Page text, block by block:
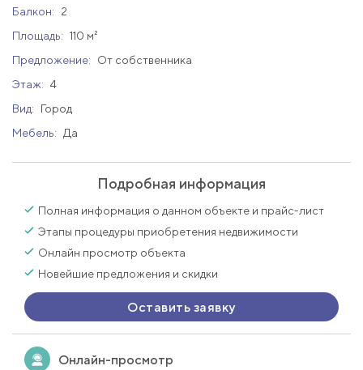
Балкон:
2
Площадь: 110 м²
Предложение:
От собственника
Этаж: 4
Вид:
Город
Мебель:
Да
Подробная информация
Полная информация о данном объекте и прайс-лист
Этапы процедуры приобретения недвижимости
Онлайн просмотр объекта
Новейшие предложения и скидки
Оставить заявку
Онлайн-просмотр